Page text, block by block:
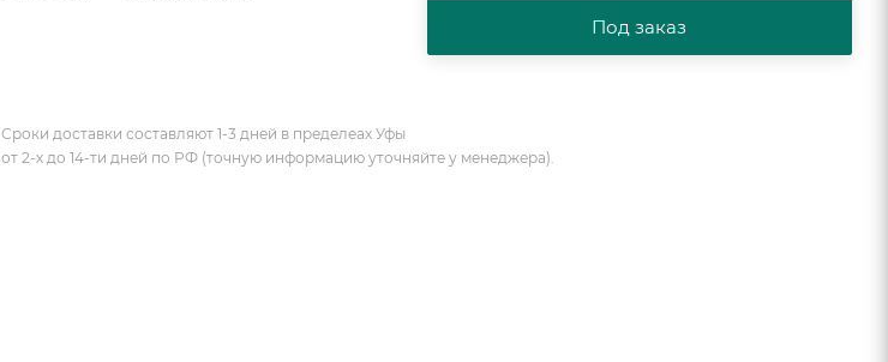
Под заказ
Сроки доставки составляют 1-3 дней в пределеах Уфы
от 2-х до 14-ти дней по РФ (точную информацию уточняйте у менеджера).